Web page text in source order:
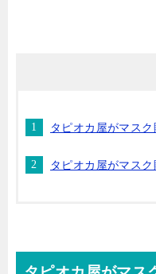
タピオカ屋がマス
タピオカ屋がマス